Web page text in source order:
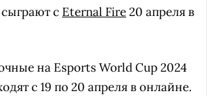
с Eternal Fire20 апреля в
на Esports World Cup 2024
с 19 по 20 апреля в онлайне.